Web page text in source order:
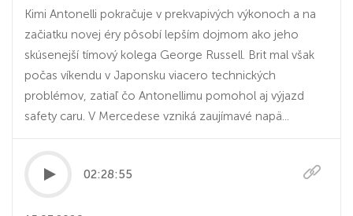
Kimi Antonelli pokračuje v prekvapivých výkonoch a na
začiatku novej éry pôsobí lepším dojmom ako jeho
skúsenejší tímový kolega George Russell. Brit mal však
počas víkendu v Japonsku viacero technických
problémov, zatiaľ čo Antonellimu pomohol aj výjazd
safety caru. V Mercedese vzniká zaujímavé napä...
02:28:55